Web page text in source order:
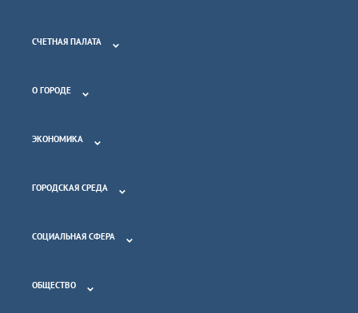
СЧЕТНАЯ ПАЛАТА
О ГОРОДЕ
ЭКОНОМИКА
ГОРОДСКАЯ СРЕДА
СОЦИАЛЬНАЯ СФЕРА
ОБЩЕСТВО